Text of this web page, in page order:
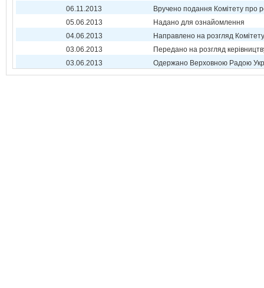
06.11.2013
Вручено подання Комітету про
05.06.2013
Надано для ознайомлення
04.06.2013
Направлено на розгляд Комітету
03.06.2013
Передано на розгляд
03.06.2013
Одержано Верховною Радою